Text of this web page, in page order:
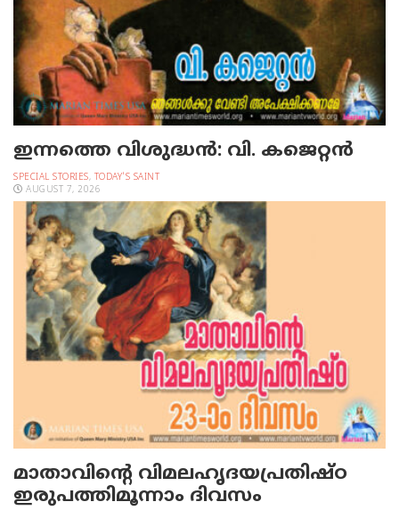
ഇന്നത്തെ വിശുദ്ധന്‍: വി. കജെറ്റന്‍
SPECIAL STORIES, TODAY'S SAINT
AUGUST 7, 2026
മാതാവിന്റെ വിമലഹൃദയപ്രതിഷ്ഠ
ഇരുപത്തിമൂന്നാം ദിവസം